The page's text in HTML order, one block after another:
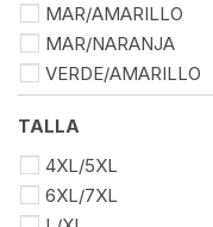
MAR/AMARILLO
MAR/NARANJA
VERDE/AMARILLO
TALLA
4XL/5XL
6XL/7XL